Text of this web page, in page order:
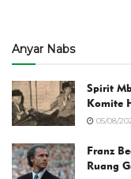
Anyar Nabs
Spirit
Komite
05/08/
Franz
Ruang